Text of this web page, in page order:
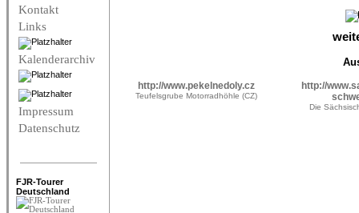
Kontakt
Links
Kalenderarchiv
Impressum
Datenschutz
FJR-Tourer
Deutschland
http://www.pekelnedoly.cz
Teufelsgrube Motorradhöhle (CZ)
http://
Die